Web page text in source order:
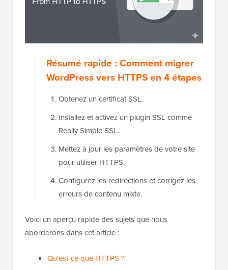
Résumé rapide : Comment migrer
WordPress vers HTTPS en 4 étapes
Obtenez un certificat SSL.
Installez et activez un plugin SSL comme
Really Simple SSL.
Mettez à jour les paramètres de votre site
pour utiliser HTTPS.
Configurez les redirections et corrigez les
erreurs de contenu mixte.
Voici un aperçu rapide des sujets que nous
aborderons dans cet article :
Qu'est-ce que HTTPS ?